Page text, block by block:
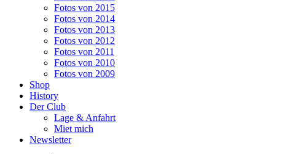
Fotos von 2015
Fotos von 2014
Fotos von 2013
Fotos von 2012
Fotos von 2011
Fotos von 2010
Fotos von 2009
Shop
History
Der Club
Lage & Anfahrt
Miet mich
Newsletter